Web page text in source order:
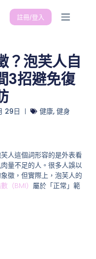
註冊/登入
？泡芙人自
3招避免復
29日 健康, 健身
人這個詞形容的是外表看
量不足的人。很多人誤以
徵，但實際上，泡芙人的
（BMI） 屬於「正常」範